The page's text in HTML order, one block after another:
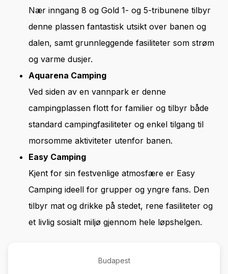
Nær inngang 8 og Gold 1- og 5-tribunene tilbyr
denne plassen fantastisk utsikt over banen og
dalen, samt grunnleggende fasiliteter som strøm
og varme dusjer.
Aquarena Camping
Ved siden av en vannpark er denne
campingplassen flott for familier og tilbyr både
standard campingfasiliteter og enkel tilgang til
morsomme aktiviteter utenfor banen.
Easy Camping
Kjent for sin festvenlige atmosfære er Easy
Camping ideell for grupper og yngre fans. Den
tilbyr mat og drikke på stedet, rene fasiliteter og
et livlig sosialt miljø gjennom hele løpshelgen.
Budapest